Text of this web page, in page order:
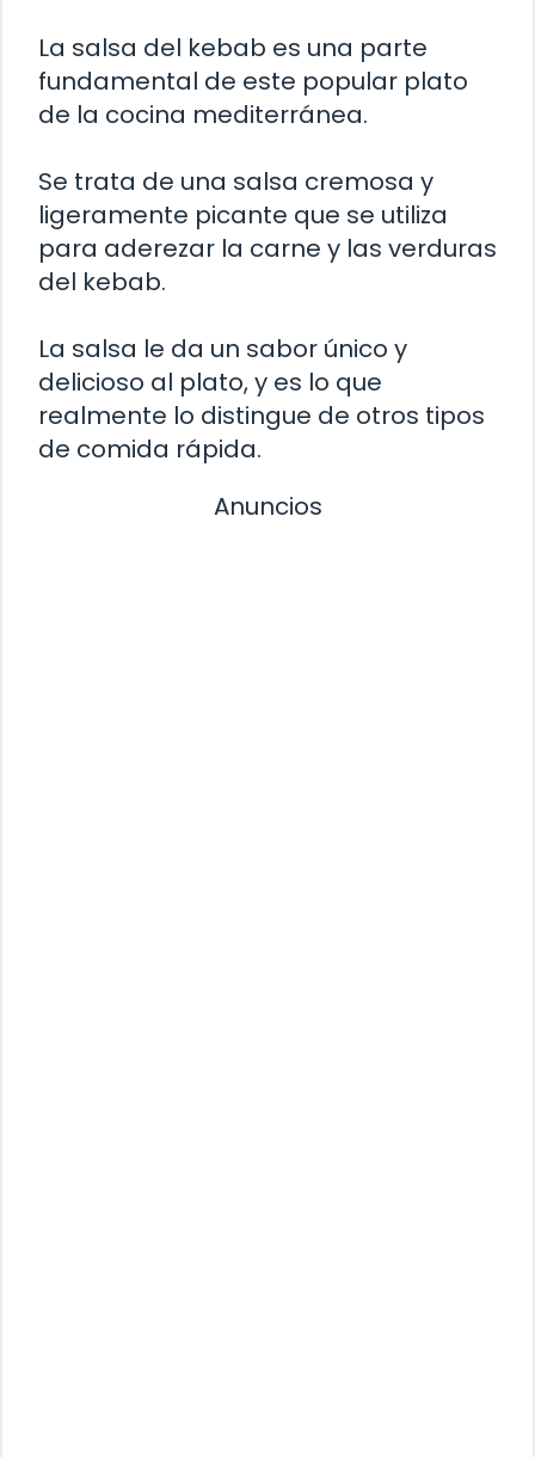
La salsa del kebab es una parte
fundamental de este popular plato
de la cocina mediterránea.
Se trata de una salsa cremosa y
ligeramente picante que se utiliza
para aderezar la carne y las verduras
del kebab.
La salsa le da un sabor único y
delicioso al plato, y es lo que
realmente lo distingue de otros tipos
de comida rápida.
Anuncios